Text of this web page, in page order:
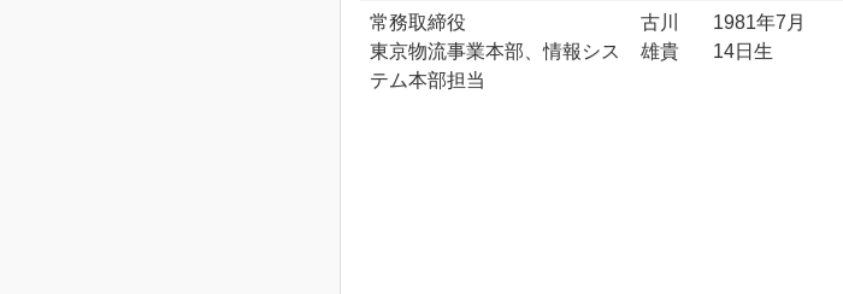
常務取締役
東京物流事業本部、情報シス
テム本部担当
古川
雄貴
1981年7月
14日生